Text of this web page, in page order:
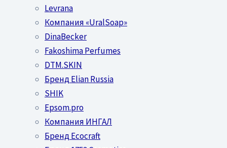
Levrana
Компания «UralSoap»
DinaBecker
Fakoshima Perfumes
DTM.SKIN
Бренд Elian Russia
SHIK
Epsom.pro
Компания ИНГАЛ
Бренд Ecocraft